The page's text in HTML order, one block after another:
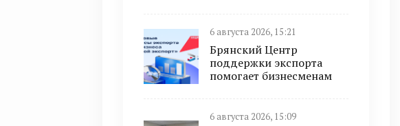
6 августа 2026, 15:21
Брянский Центр
поддержки экспорта
помогает бизнесменам
6 августа 2026, 15:09